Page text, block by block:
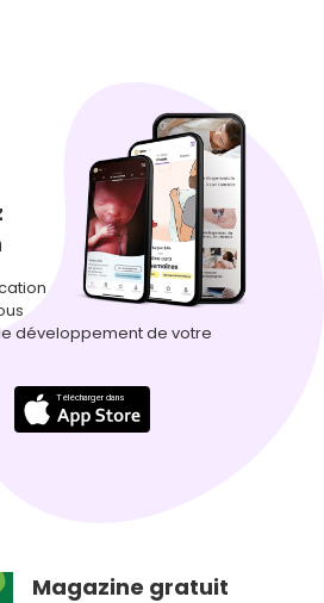
développement de votre
Magazine gratuit